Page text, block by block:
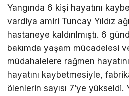
Yangında 6 kişi hayatını
vardiya amiri Tuncay Yıldız
hastaneye kaldırılmıştı. 6
bakımda yaşam mücadelesi
müdahalelere rağmen hayatını
hayatını kaybetmesiyle,
ölenlerin sayısı 7’ye yükseldi.